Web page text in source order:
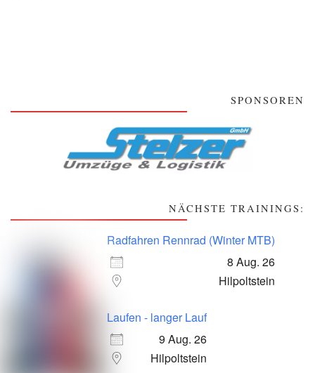
SPONSOREN
NÄCHSTE TRAININGS:
Radfahren Rennrad (Winter MTB)
8 Aug. 26
Hilpoltstein
Laufen - langer Lauf
9 Aug. 26
Hilpoltstein